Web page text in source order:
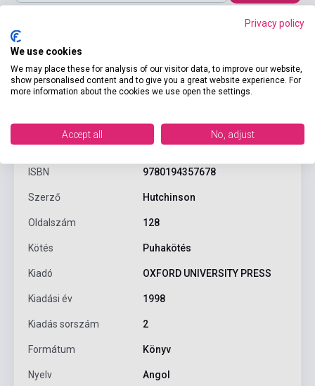
Termékjellemzők
ISBN 9780194357678
Szerző Hutchinson
Oldalszám 128
Kötés Puhakötés
Kiadó OXFORD UNIVERSITY PRESS
Kiadási év 1998
Kiadás sorszám 2
Formátum Könyv
Nyelv Angol
Privacy policy
We use cookies
We may place these for analysis of our visitor data, to improve our website,
show personalised content and to give you a great website experience. For
more information about the cookies we use open the settings.
Accept all No, adjust